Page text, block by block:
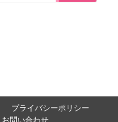
プライバシーポリシー
お問い合わせ